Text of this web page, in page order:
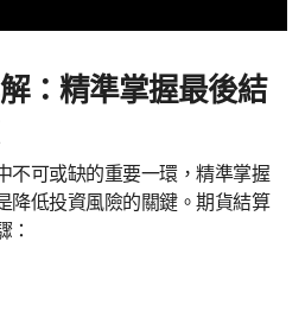
：精準掌握最後結
不可或缺的重要一環，精準掌握
降低投資風險的關鍵。期貨結算
：